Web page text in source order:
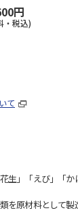
円
・税込)
て
生」「えび」「
原材料として